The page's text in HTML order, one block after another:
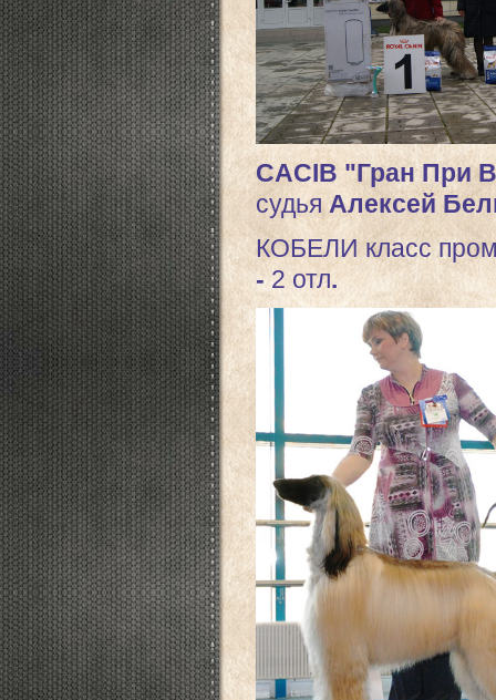
CACIB "Гран При
судьяАлексей
КОБЕЛИ класс
-2 отл.